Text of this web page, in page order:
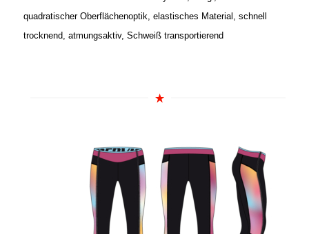
quadratischer Oberflächenoptik, elastisches Material, schnell
trocknend, atmungsaktiv, Schweiß transportierend